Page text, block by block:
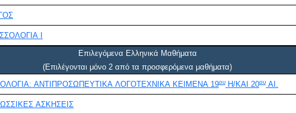
I
Επιλεγόμενα Ελληνικά Μαθήματα
(Επιλέγονται μόνο 2 από τα προσφερόμενα μαθήματα)
ΑΝΤΙΠΡΟΣΩΠΕΥΤΙΚΑ ΛΟΓΟΤΕΧΝΙΚΑ ΚΕΙΜΕΝΑ 19ου Η/ΚΑΙ 20ου ΑΙ.
ΑΣΚΗΣΕΙΣ